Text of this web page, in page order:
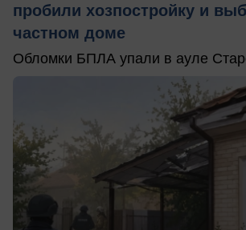
пробили хозпостройку и
частном доме
Обломки БПЛА упали в ауле